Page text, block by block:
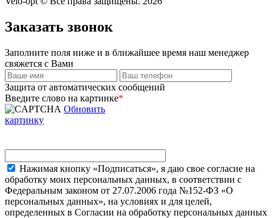
Заказать звонок
Заполните поля ниже и в ближайшее время наш менеджер
свяжется с Вами
Защита от автоматических сообщений
Введите слово на картинке*
Обновить
картинку
Нажимая кнопку «Подписаться», я даю свое согласие на
обработку моих персональных данных, в соответствии с
Федеральным законом от 27.07.2006 года №152-ФЗ «О
персональных данных», на условиях и для целей,
определенных в Согласии на обработку персональных данных